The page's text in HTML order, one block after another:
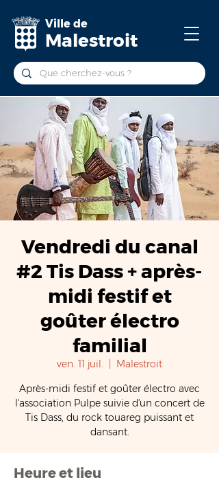
Ville de
Malestroit
Vendredi du canal
#2 Tis Dass + après-
midi festif et
goûter électro
familial
ven. 11 juil.
Malestroit
Après-midi festif et goûter électro avec
l'association Pulpe suivie d'un concert de
Tis Dass, du rock touareg puissant et
dansant.
Heure et lieu